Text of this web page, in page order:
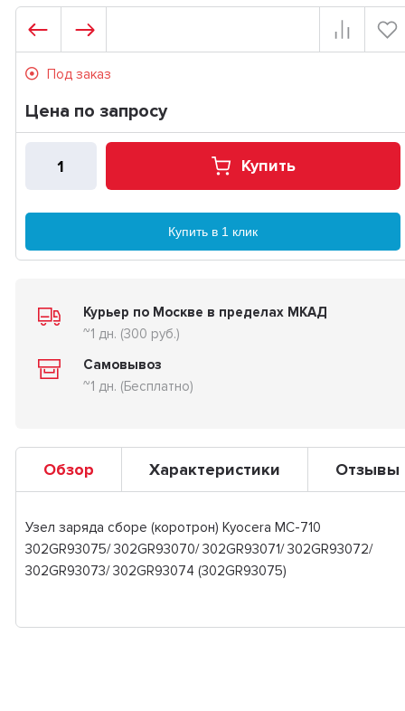
Под заказ
Цена по запросу
Купить
Купить в 1 клик
Курьер по Москве в пределах МКАД
~1 дн. (300 руб.)
Самовывоз
~1 дн. (Бесплатно)
Обзор Характеристики Отзывы
Узел заряда сборе (коротрон) Kyocera MC-710
302GR93075/ 302GR93070/ 302GR93071/ 302GR93072/
302GR93073/ 302GR93074 (302GR93075)